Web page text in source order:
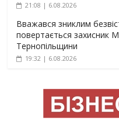
21:08 | 6.08.2026
Вважався зниклим
повертається захисник
Тернопільщини
19:32 | 6.08.2026